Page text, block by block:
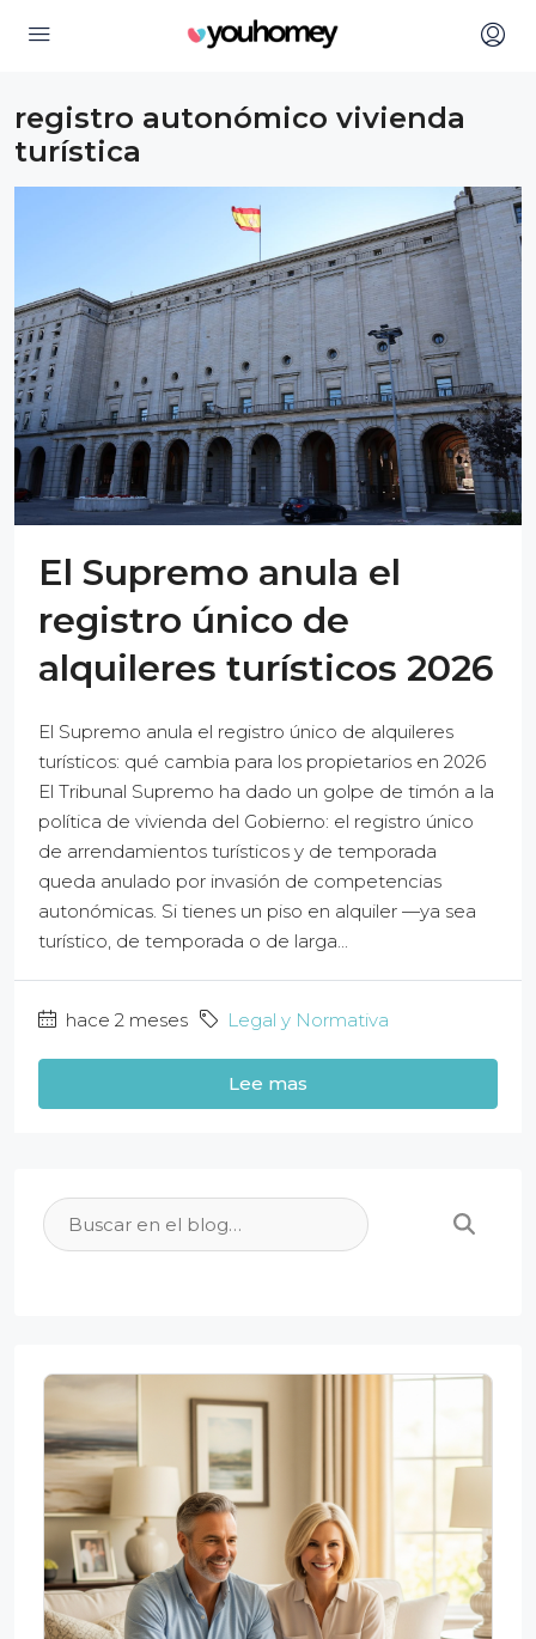
registro autonómico vivienda
turística
El Supremo anula el
registro único de
alquileres turísticos 2026
El Supremo anula el registro único de alquileres
turísticos: qué cambia para los propietarios en 2026
El Tribunal Supremo ha dado un golpe de timón a la
política de vivienda del Gobierno: el registro único
de arrendamientos turísticos y de temporada
queda anulado por invasión de competencias
autonómicas. Si tienes un piso en alquiler —ya sea
turístico, de temporada o de larga...
hace 2 meses Legal y Normativa
Lee mas